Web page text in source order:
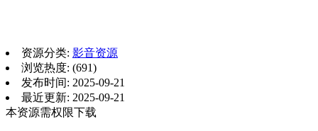
资源分类: 影音资源
浏览热度: (691)
发布时间: 2025-09-21
最近更新: 2025-09-21
本资源需权限下载